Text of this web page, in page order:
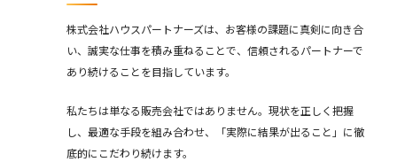
株式会社ハウスパートナーズは、お客様の課題に真剣に向き合
い、誠実な仕事を積み重ねることで、信頼されるパートナーで
あり続けることを目指しています。
私たちは単なる販売会社ではありません。現状を正しく把握
し、最適な手段を組み合わせ、「実際に結果が出ること」に徹
底的にこだわり続けます。